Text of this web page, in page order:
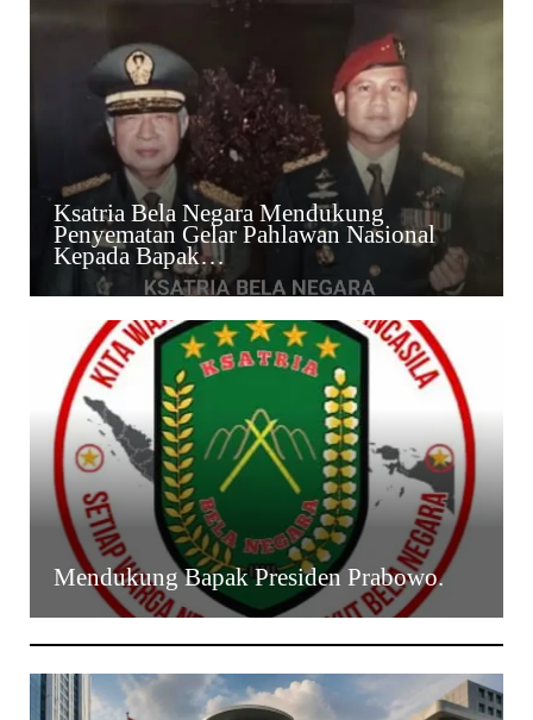
Ksatria Bela Negara Mendukung
Penyematan Gelar Pahlawan Nasional
Kepada Bapak…
Mendukung Bapak Presiden Prabowo.